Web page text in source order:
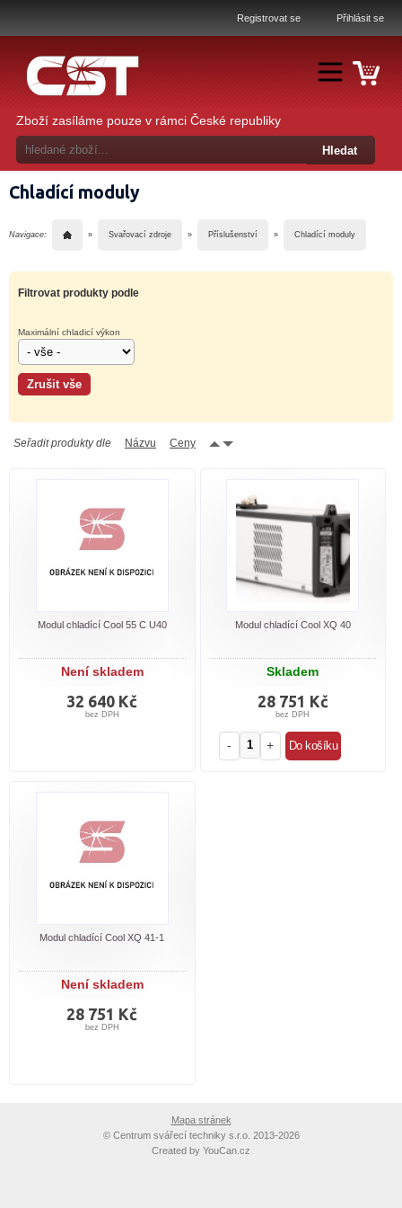
Registrovat se Přihlásit se
Zboží zasíláme pouze v rámci České republiky
Chladící moduly
Navigace: » Svařovací zdroje » Příslušenství » Chladící moduly
Filtrovat produkty podle
Maximální chladicí výkon
Seřadit produkty dle Názvu Ceny
Modul chladící Cool 55 C U40
Není skladem
32 640 Kč
bez DPH
Modul chladící Cool XQ 40
Skladem
28 751 Kč
bez DPH
- +
Modul chladící Cool XQ 41-1
Není skladem
28 751 Kč
bez DPH
Mapa stránek
©Centrum svářecí techniky s.r.o. 2013-2026
Created by YouCan.cz